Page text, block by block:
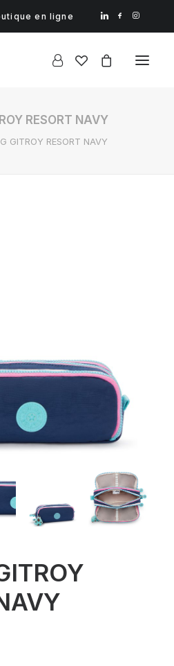
en ligne
RESORT NAVY
GITROY RESORT NAVY